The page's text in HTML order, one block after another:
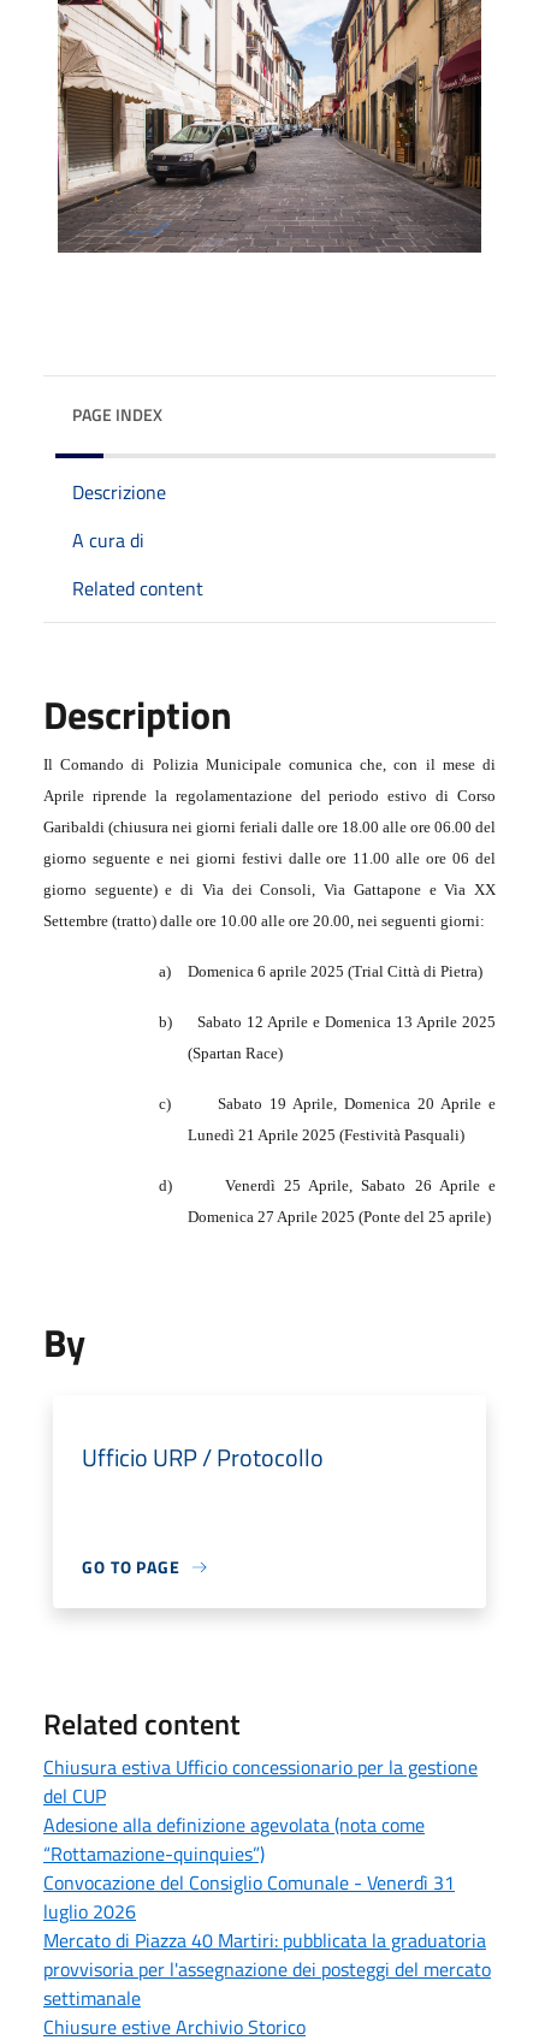
PAGE INDEX
Descrizione
A cura di
Related content
Description
Il Comando di Polizia Municipale comunica che, con il mese di
Aprile riprende la regolamentazione del periodo estivo di Corso
Garibaldi (chiusura nei giorni feriali dalle ore 18.00 alle ore 06.00 del
giorno seguente e nei giorni festivi dalle ore 11.00 alle ore 06 del
giorno seguente) e di Via dei Consoli, Via Gattapone e Via XX
Settembre (tratto) dalle ore 10.00 alle ore 20.00, nei seguenti giorni:
a) Domenica 6 aprile 2025 (Trial Città di Pietra)
b)
Sabato 12 Aprile e Domenica 13 Aprile 2025
(Spartan Race)
c)
Sabato 19 Aprile, Domenica 20 Aprile e
Lunedì 21 Aprile 2025 (Festività Pasquali)
d)
Venerdì 25 Aprile, Sabato 26 Aprile e
Domenica 27 Aprile 2025 (Ponte del 25 aprile)
By
Ufficio URP / Protocollo
GO TO PAGE
Related content
Chiusura estiva Ufficio concessionario per la gestione
del CUP
Adesione alla definizione agevolata (nota come
“Rottamazione-quinquies”)
Convocazione del Consiglio Comunale - Venerdì 31
luglio 2026
Mercato di Piazza 40 Martiri: pubblicata la graduatoria
provvisoria per l'assegnazione dei posteggi del mercato
settimanale
Chiusure estive Archivio Storico